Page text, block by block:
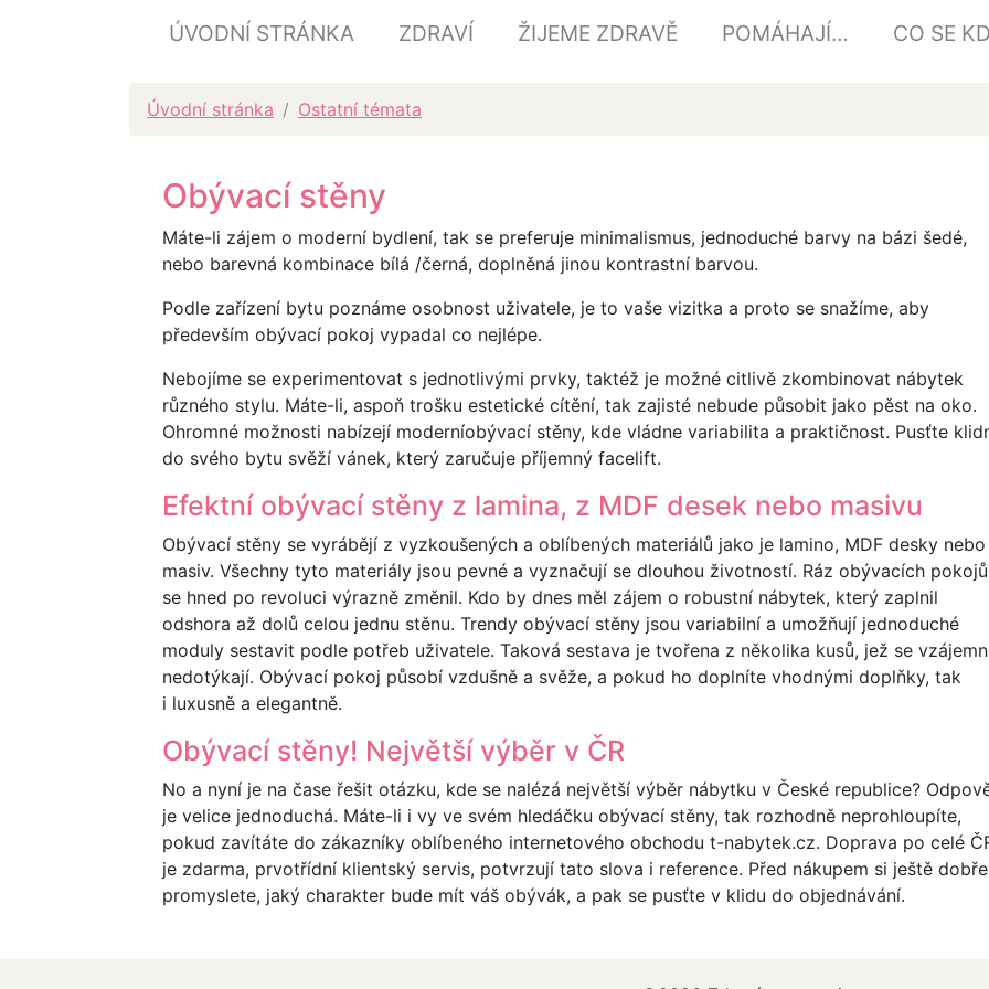
ÚVODNÍ STRÁNKA ZDRAVÍ ŽIJEME ZDRAVĚ POMÁHAJÍ… CO SE
Úvodní stránka Ostatní témata
Obývací stěny
Máte-li zájem o moderní bydlení, tak se preferuje minimalismus, jednoduché barvy na bázi šedé,
nebo barevná kombinace bílá /černá, doplněná jinou kontrastní barvou.
Podle zařízení bytu poznáme osobnost uživatele, je to vaše vizitka a proto se snažíme, aby
především obývací pokoj vypadal co nejlépe.
Nebojíme se experimentovat s jednotlivými prvky, taktéž je možné citlivě zkombinovat nábytek
různého stylu. Máte-li, aspoň trošku estetické cítění, tak zajisté nebude působit jako pěst na oko.
Ohromné možnosti nabízejí moderníobývací stěny, kde vládne variabilita a praktičnost. Pusťte
do svého bytu svěží vánek, který zaručuje příjemný facelift.
Efektní obývací stěny z lamina, z MDF desek nebo masivu
Obývací stěny se vyrábějí z vyzkoušených a oblíbených materiálů jako je lamino, MDF desky nebo
masiv. Všechny tyto materiály jsou pevné a vyznačují se dlouhou životností. Ráz obývacích pokojů
se hned po revoluci výrazně změnil. Kdo by dnes měl zájem o robustní nábytek, který zaplnil
odshora až dolů celou jednu stěnu. Trendy obývací stěny jsou variabilní a umožňují jednoduché
moduly sestavit podle potřeb uživatele. Taková sestava je tvořena z několika kusů, jež se
nedotýkají. Obývací pokoj působí vzdušně a svěže, a pokud ho doplníte vhodnými doplňky, tak
i luxusně a elegantně.
Obývací stěny! Největší výběr v ČR
No a nyní je na čase řešit otázku, kde se nalézá největší výběr nábytku v České republice?
je velice jednoduchá. Máte-li i vy ve svém hledáčku obývací stěny, tak rozhodně neprohloupíte,
pokud zavítáte do zákazníky oblíbeného internetového obchodu t-nabytek.cz. Doprava po celé
je zdarma, prvotřídní klientský servis, potvrzují tato slova i reference. Před nákupem si ještě dobře
promyslete, jaký charakter bude mít váš obývák, a pak se pusťte v klidu do objednávání.